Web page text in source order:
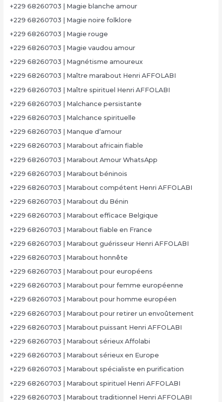
+229 68260703 | Magie blanche amour
+229 68260703 | Magie noire folklore
+229 68260703 | Magie rouge
+229 68260703 | Magie vaudou amour
+229 68260703 | Magnétisme amoureux
+229 68260703 | Maître marabout Henri AFFOLABI
+229 68260703 | Maître spirituel Henri AFFOLABI
+229 68260703 | Malchance persistante
+229 68260703 | Malchance spirituelle
+229 68260703 | Manque d’amour
+229 68260703 | Marabout africain fiable
+229 68260703 | Marabout Amour WhatsApp
+229 68260703 | Marabout béninois
+229 68260703 | Marabout compétent Henri AFFOLABI
+229 68260703 | Marabout du Bénin
+229 68260703 | Marabout efficace Belgique
+229 68260703 | Marabout fiable en France
+229 68260703 | Marabout guérisseur Henri AFFOLABI
+229 68260703 | Marabout honnête
+229 68260703 | Marabout pour européens
+229 68260703 | Marabout pour femme européenne
+229 68260703 | Marabout pour homme européen
+229 68260703 | Marabout pour retirer un envoûtement
+229 68260703 | Marabout puissant Henri AFFOLABI
+229 68260703 | Marabout sérieux Affolabi
+229 68260703 | Marabout sérieux en Europe
+229 68260703 | Marabout spécialiste en purification
+229 68260703 | Marabout spirituel Henri AFFOLABI
+229 68260703 | Marabout traditionnel Henri AFFOLABI